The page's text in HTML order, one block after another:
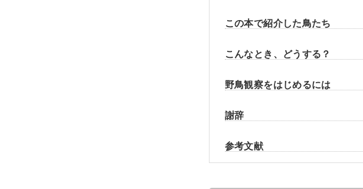
この本で紹介した鳥たち
こんなとき、どうする？
野鳥観察をはじめるには
謝辞
参考文献